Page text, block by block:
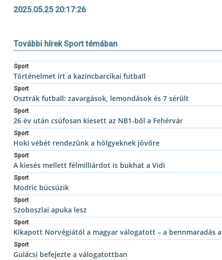
2025.05.25 20:17:26
További hírek Sport témában
Sport
Történelmet írt a kazincbarcikai futball
Sport
Osztrák futball: zavargások, lemondások és 7 sérült
Sport
26 év után csúfosan kiesett az NB1-ből a Fehérvár
Sport
Hoki vébét rendezünk a hölgyeknek jövőre
Sport
A kiesés mellett félmilliárdot is bukhat a Vidi
Sport
Modric búcsúzik
Sport
Szoboszlai apuka lesz
Sport
Kikapott Norvégiától a magyar válogatott – a bennmaradás
Sport
Gulácsi befejezte a válogatottban